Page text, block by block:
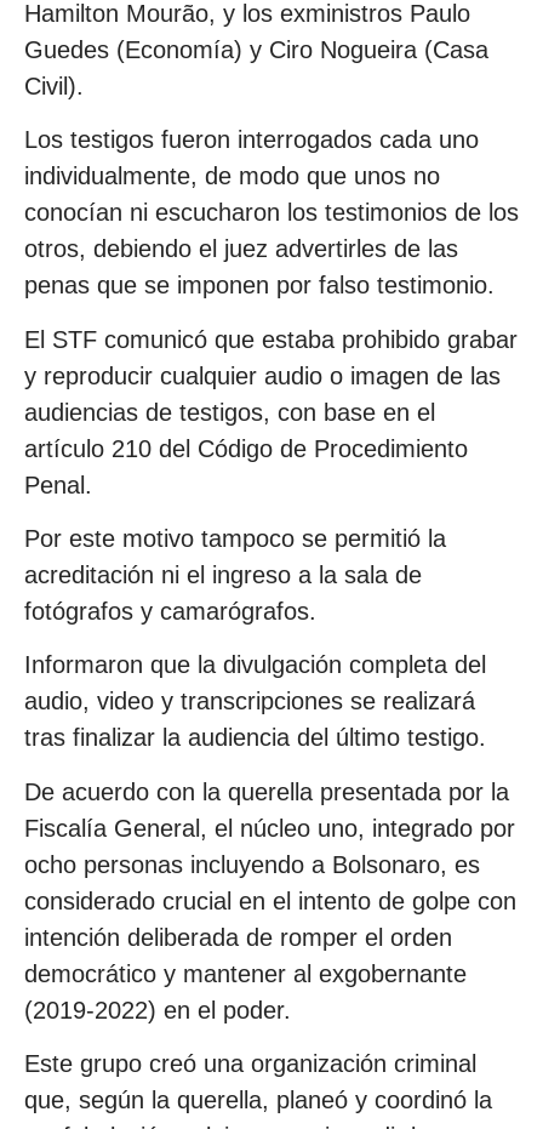
Hamilton Mourão, y los exministros Paulo
Guedes (Economía) y Ciro Nogueira (Casa
Civil).
Los testigos fueron interrogados cada uno
individualmente, de modo que unos no
conocían ni escucharon los testimonios de los
otros, debiendo el juez advertirles de las
penas que se imponen por falso testimonio.
El STF comunicó que estaba prohibido grabar
y reproducir cualquier audio o imagen de las
audiencias de testigos, con base en el
artículo 210 del Código de Procedimiento
Penal.
Por este motivo tampoco se permitió la
acreditación ni el ingreso a la sala de
fotógrafos y camarógrafos.
Informaron que la divulgación completa del
audio, video y transcripciones se realizará
tras finalizar la audiencia del último testigo.
De acuerdo con la querella presentada por la
Fiscalía General, el núcleo uno, integrado por
ocho personas incluyendo a Bolsonaro, es
considerado crucial en el intento de golpe con
intención deliberada de romper el orden
democrático y mantener al exgobernante
(2019-2022) en el poder.
Este grupo creó una organización criminal
que, según la querella, planeó y coordinó la